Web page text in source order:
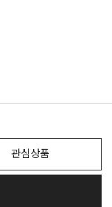
관심상품